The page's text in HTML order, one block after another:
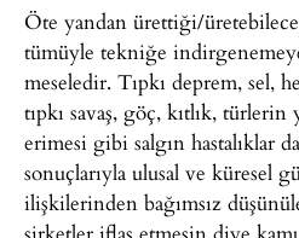
Öte yandan ürettiği/
tümüyle tekniğe
meseledir. Tıpkı deprem, sel,
tıpkı savaş, göç, kıtlık,
erimesi gibi salgın hastalıklar
sonuçlarıyla ulusal ve küresel
ilişkilerinden bağımsız